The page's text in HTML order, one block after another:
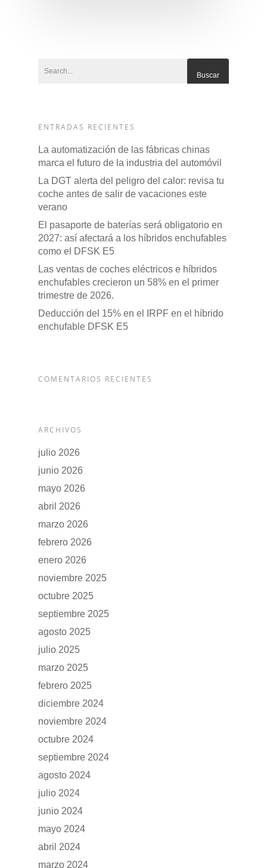
ENTRADAS RECIENTES
La automatización de las fábricas chinas
marca el futuro de la industria del automóvil
La DGT alerta del peligro del calor: revisa tu
coche antes de salir de vacaciones este
verano
El pasaporte de baterías será obligatorio en
2027: así afectará a los híbridos enchufables
como el DFSK E5
Las ventas de coches eléctricos e híbridos
enchufables crecieron un 58% en el primer
trimestre de 2026.
Deducción del 15% en el IRPF en el híbrido
enchufable DFSK E5
COMENTARIOS RECIENTES
ARCHIVOS
julio 2026
junio 2026
mayo 2026
abril 2026
marzo 2026
febrero 2026
enero 2026
noviembre 2025
octubre 2025
septiembre 2025
agosto 2025
julio 2025
marzo 2025
febrero 2025
diciembre 2024
noviembre 2024
octubre 2024
septiembre 2024
agosto 2024
julio 2024
junio 2024
mayo 2024
abril 2024
marzo 2024